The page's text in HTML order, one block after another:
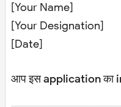
[Your Name]
[Your Designation]
[Date]
आप इस application का